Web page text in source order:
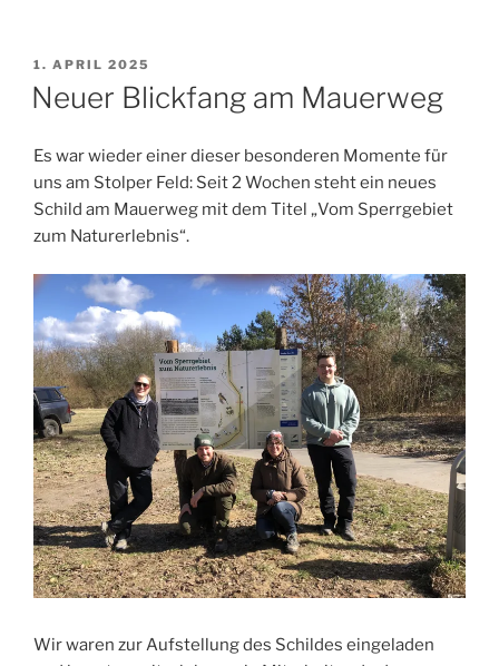
VERÖFFENTLICHT
AM
1. APRIL 2025
Neuer Blickfang am Mauerweg
Es war wieder einer dieser besonderen Momente für
uns am Stolper Feld: Seit 2 Wochen steht ein neues
Schild am Mauerweg mit dem Titel „Vom Sperrgebiet
zum Naturerlebnis“.
Wir waren zur Aufstellung des Schildes eingeladen